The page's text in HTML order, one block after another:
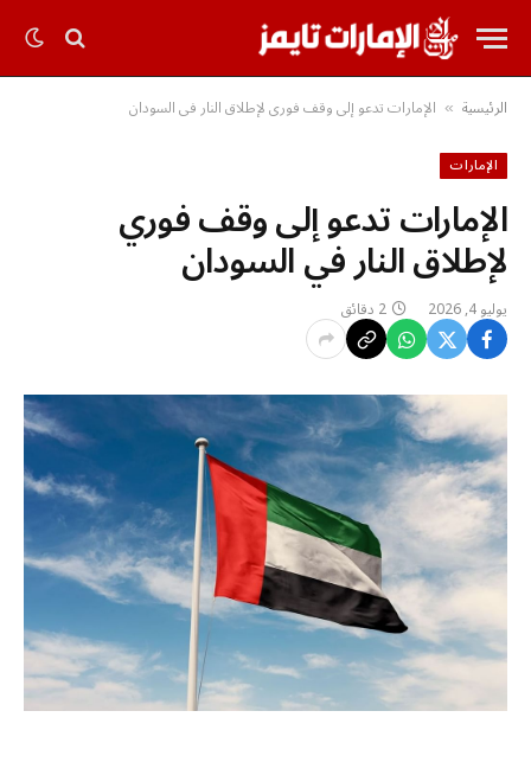
الرئيسية » الإمارات تدعو إلى وقف فوري لإطلاق النار في السودان
الإمارات
الإمارات تدعو إلى وقف فوري
لإطلاق النار في السودان
يوليو 4, 2026 2 دقائق